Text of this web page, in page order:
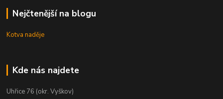
Nejčtenější na blogu
Kotva naděje
Kde nás najdete
Uhřice 76 (okr. Vyškov)